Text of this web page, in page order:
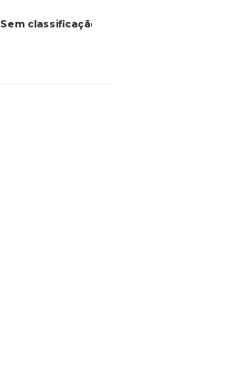
Sem classificação